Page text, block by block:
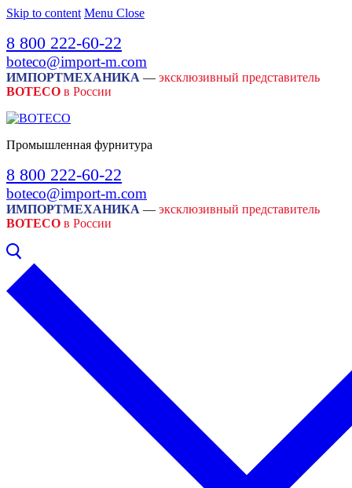
Skip to content Menu Close
8 800 222-60-22
boteco@import-m.com
ИМПОРТМЕХАНИКА — эксклюзивный представитель
BOTECO в России
Промышленная фурнитура
8 800 222-60-22
boteco@import-m.com
ИМПОРТМЕХАНИКА — эксклюзивный представитель
BOTECO в России